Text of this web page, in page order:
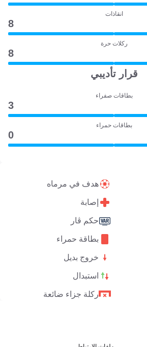
انقاذات
8
ركلات حرة
8
قرار تأديبي
بطاقات صفراء
3
بطاقات حمراء
0
هدف في مرماه
إصابة
حكم ڤار
بطاقة حمراء
خروج بديل
استبدال
ركلة جزاء ضائعة